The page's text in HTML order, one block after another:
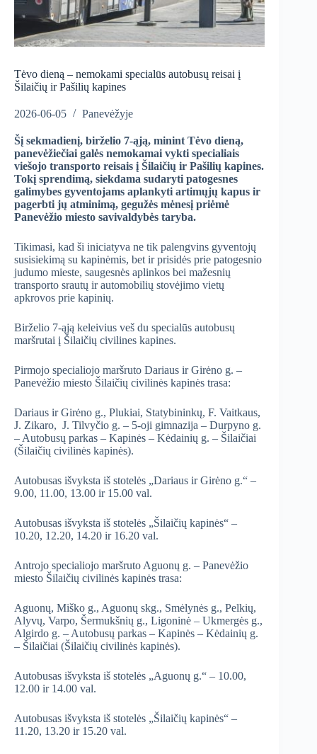
Tėvo dieną – nemokami specialūs autobusų reisai į
Šilaičių ir Pašilių kapines
2026-06-05 Panevėžyje
Šį sekmadienį, birželio 7-ąją, minint Tėvo dieną,
panevėžiečiai galės nemokamai vykti specialiais
viešojo transporto reisais į Šilaičių ir Pašilių kapines.
Tokį sprendimą, siekdama sudaryti patogesnes
galimybes gyventojams aplankyti artimųjų kapus ir
pagerbti jų atminimą, gegužės mėnesį priėmė
Panevėžio miesto savivaldybės taryba.
Tikimasi, kad ši iniciatyva ne tik palengvins gyventojų
susisiekimą su kapinėmis, bet ir prisidės prie patogesnio
judumo mieste, saugesnės aplinkos bei mažesnių
transporto srautų ir automobilių stovėjimo vietų
apkrovos prie kapinių.
Birželio 7-ąją keleivius veš du specialūs autobusų
maršrutai į Šilaičių civilines kapines.
Pirmojo specialiojo maršruto Dariaus ir Girėno g. –
Panevėžio miesto Šilaičių civilinės kapinės trasa:
Dariaus ir Girėno g., Plukiai, Statybininkų, F. Vaitkaus,
J. Zikaro, J. Tilvyčio g. – 5-oji gimnazija – Durpyno g.
– Autobusų parkas – Kapinės – Kėdainių g. – Šilaičiai
(Šilaičių civilinės kapinės).
Autobusas išvyksta iš stotelės „Dariaus ir Girėno g.“ –
9.00, 11.00, 13.00 ir 15.00 val.
Autobusas išvyksta iš stotelės „Šilaičių kapinės“ –
10.20, 12.20, 14.20 ir 16.20 val.
Antrojo specialiojo maršruto Aguonų g. – Panevėžio
miesto Šilaičių civilinės kapinės trasa:
Aguonų, Miško g., Aguonų skg., Smėlynės g., Pelkių,
Alyvų, Varpo, Šermukšnių g., Ligoninė – Ukmergės g.,
Algirdo g. – Autobusų parkas – Kapinės – Kėdainių g.
– Šilaičiai (Šilaičių civilinės kapinės).
Autobusas išvyksta iš stotelės „Aguonų g.“ – 10.00,
12.00 ir 14.00 val.
Autobusas išvyksta iš stotelės „Šilaičių kapinės“ –
11.20, 13.20 ir 15.20 val.